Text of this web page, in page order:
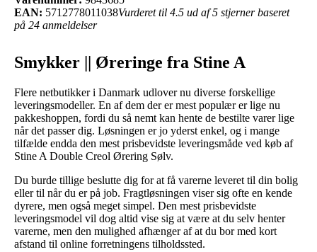
EAN: 5712778011038Vurderet til 4.5 ud af 5 stjerner baseret
på 24 anmeldelser
Smykker || Øreringe fra Stine A
Flere netbutikker i Danmark udlover nu diverse forskellige
leveringsmodeller. En af dem der er mest populær er lige nu
pakkeshoppen, fordi du så nemt kan hente de bestilte varer lige
når det passer dig. Løsningen er jo yderst enkel, og i mange
tilfælde endda den mest prisbevidste leveringsmåde ved køb af
Stine A Double Creol Ørering Sølv.
Du burde tillige beslutte dig for at få varerne leveret til din bolig
eller til når du er på job. Fragtløsningen viser sig ofte en kende
dyrere, men også meget simpel. Den mest prisbevidste
leveringsmodel vil dog altid vise sig at være at du selv henter
varerne, men den mulighed afhænger af at du bor med kort
afstand til online forretningens tilholdssted.